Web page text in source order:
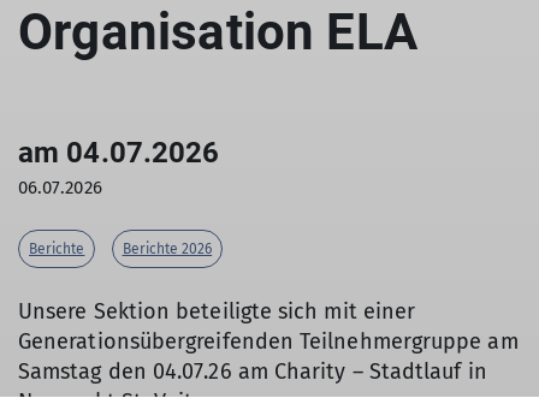
Organisation ELA
am 04.07.2026
06.07.2026
Berichte Berichte 2026
Unsere Sektion beteiligte sich mit einer
Generationsübergreifenden Teilnehmergruppe am
Samstag den 04.07.26 am Charity – Stadtlauf in